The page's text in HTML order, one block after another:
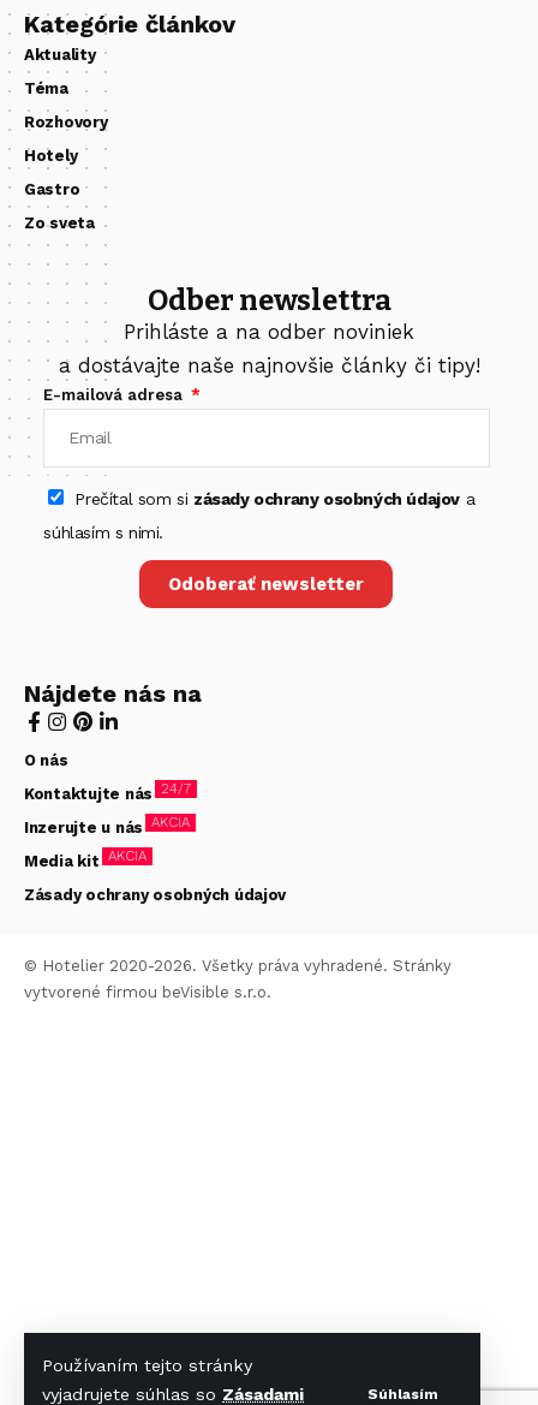
Používaním tejto stránky
vyjadrujete súhlas so Zásadami Súhlasím
Kategórie článkov
Aktuality
Téma
Rozhovory
Hotely
Gastro
Zo sveta
Odber newslettra
Prihláste a na odber noviniek
a dostávajte naše najnovšie články či tipy!
E-mailová adresa
Prečítal som si zásady ochrany osobných údajova
súhlasím s nimi.
Odoberať newsletter
Nájdete nás na
O nás
Kontaktujte nás 24/7
Inzerujte u nás AKCIA
Media kit AKCIA
Zásady ochrany osobných údajov
© Hotelier 2020-2026. Všetky práva vyhradené. Stránky
vytvorené firmou beVisible s.r.o.